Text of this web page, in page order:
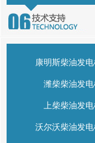
康明斯柴油发电
潍柴柴油发电
上柴柴油发
沃尔沃柴油发电